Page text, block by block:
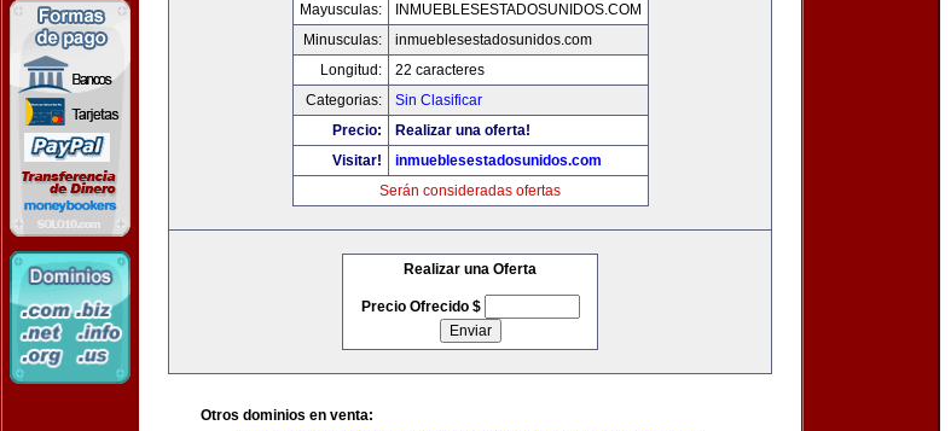
Mayusculas:
INMUEBLESESTADOSUNIDOS.COM
Minusculas:
inmueblesestadosunidos.com
Longitud:
22 caracteres
Categorias:
Sin Clasificar
Precio:
Realizar una oferta!
Visitar!
inmueblesestadosunidos.com
Serán consideradas ofertas
Realizar una Oferta
Precio Ofrecido $
Otros dominios en venta: